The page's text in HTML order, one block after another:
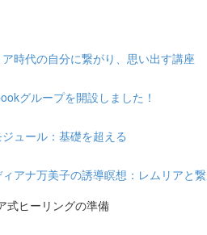
ア時代の自分に繋がり、思い出す講座
グループを開設しました！
ジュール：基礎を超える
ィアナ万美子の誘導瞑想：レムリアと
式ヒーリングの準備